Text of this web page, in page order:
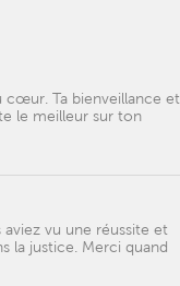
Ta bienveillance et
le meilleur sur ton
vu une réussite et
la justice. Merci quand